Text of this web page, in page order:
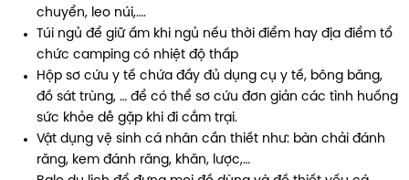
chuyển, leo núi,….
Túi ngủ để giữ ấm khi ngủ nếu thời điểm hay địa điểm tổ
chức camping có nhiệt độ thấp
Hộp sơ cứu y tế chứa đầy đủ dụng cụ y tế, bông băng,
đồ sát trùng, … để có thể sơ cứu đơn giản các tình huống
sức khỏe dễ gặp khi đi cắm trại.
Vật dụng vệ sinh cá nhân cần thiết như: bàn chải đánh
răng, kem đánh răng, khăn, lược,…